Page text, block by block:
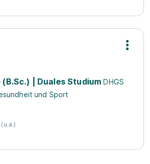
| Duales Studium DHGS
und Sport